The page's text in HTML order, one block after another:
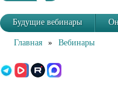
Будущие вебинары
Главная » Вебинары